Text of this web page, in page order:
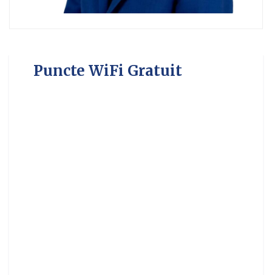
Puncte WiFi Gratuit